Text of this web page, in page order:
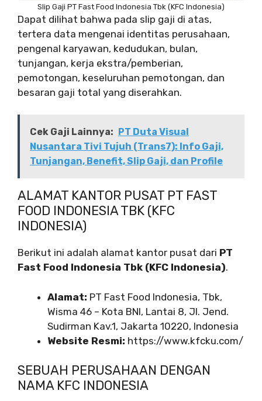
Slip Gaji PT Fast Food Indonesia Tbk (KFC Indonesia)
Dapat dilihat bahwa pada slip gaji di atas,
tertera data mengenai identitas perusahaan,
pengenal karyawan, kedudukan, bulan,
tunjangan, kerja ekstra/pemberian,
pemotongan, keseluruhan pemotongan, dan
besaran gaji total yang diserahkan.
Cek Gaji Lainnya:
PT Duta Visual
Nusantara Tivi Tujuh (Trans7): Info Gaji,
Tunjangan, Benefit, Slip Gaji, dan Profile
ALAMAT KANTOR PUSAT PT FAST
FOOD INDONESIA TBK (KFC
INDONESIA)
Berikut ini adalah alamat kantor pusat dari PT
Fast Food Indonesia Tbk (KFC Indonesia).
Alamat: PT Fast Food Indonesia, Tbk,
Wisma 46 – Kota BNI, Lantai 8, Jl. Jend.
Sudirman Kav.1, Jakarta 10220, Indonesia
Website Resmi: https://www.kfcku.com/
SEBUAH PERUSAHAAN DENGAN
NAMA KFC INDONESIA